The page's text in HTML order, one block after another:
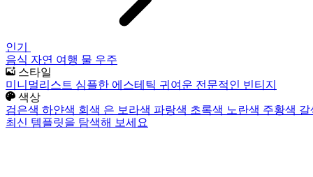
인기
음식 자연 여행 물 우주
스타일
미니멀리스트 심플한 에스테틱 귀여운 전문적인 빈티지
색상
검은색 하얀색 회색 은 보라색 파랑색 초록색 노란색 주황색
최신 템플릿을 탐색해 보세요